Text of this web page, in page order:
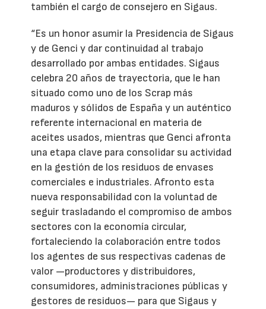
también el cargo de consejero en Sigaus.
“Es un honor asumir la Presidencia de Sigaus
y de Genci y dar continuidad al trabajo
desarrollado por ambas entidades. Sigaus
celebra 20 años de trayectoria, que le han
situado como uno de los Scrap más
maduros y sólidos de España y un auténtico
referente internacional en materia de
aceites usados, mientras que Genci afronta
una etapa clave para consolidar su actividad
en la gestión de los residuos de envases
comerciales e industriales. Afronto esta
nueva responsabilidad con la voluntad de
seguir trasladando el compromiso de ambos
sectores con la economía circular,
fortaleciendo la colaboración entre todos
los agentes de sus respectivas cadenas de
valor —productores y distribuidores,
consumidores, administraciones públicas y
gestores de residuos— para que Sigaus y